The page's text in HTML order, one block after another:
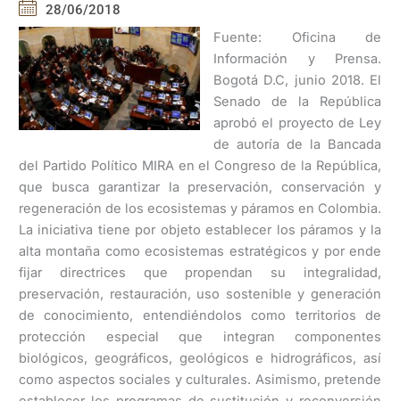
28/06/2018
Fuente: Oficina de
Información y Prensa.
Bogotá D.C, junio 2018. El
Senado de la República
aprobó el proyecto de Ley
de autoría de la Bancada
del Partido Político MIRA en el Congreso de la República,
que busca garantizar la preservación, conservación y
regeneración de los ecosistemas y páramos en Colombia.
La iniciativa tiene por objeto establecer los páramos y la
alta montaña como ecosistemas estratégicos y por ende
fijar directrices que propendan su integralidad,
preservación, restauración, uso sostenible y generación
de conocimiento, entendiéndolos como territorios de
protección especial que integran componentes
biológicos, geográficos, geológicos e hidrográficos, así
como aspectos sociales y culturales. Asimismo, pretende